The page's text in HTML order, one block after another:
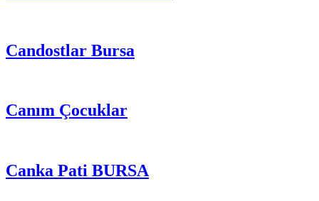
Candostlar Bursa
Canım Çocuklar
Canka Pati BURSA